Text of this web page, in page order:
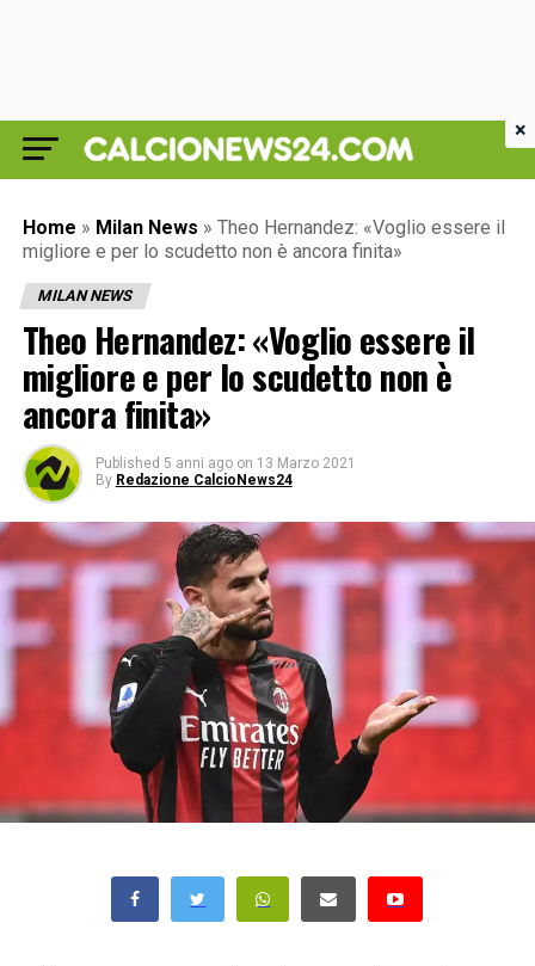
Home » Milan News » Theo Hernandez: «Voglio essere il
migliore e per lo scudetto non è ancora finita»
MILAN NEWS
Theo Hernandez: «Voglio essere il
migliore e per lo scudetto non è
ancora finita»
Published 5 anni ago on 13 Marzo 2021
By Redazione CalcioNews24
×